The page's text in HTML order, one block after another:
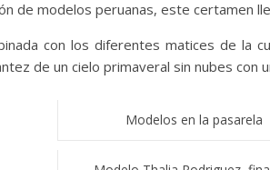
de modelos peruanas, este certamen
con los diferentes matices de
de un cielo primaveral sin nubes con
Modelos en la pasarela